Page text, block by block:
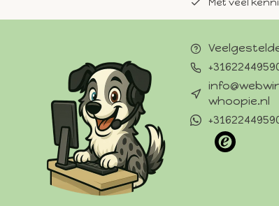
whoopie.nl